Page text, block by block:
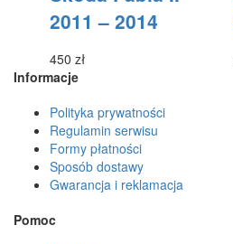
na
2011 – 2014
450 zł
Informacje
Polityka prywatności
Regulamin serwisu
Formy płatności
Sposób dostawy
Gwarancja i reklamacja
Pomoc